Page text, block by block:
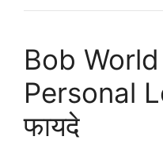
Bob
Personal
फायदे